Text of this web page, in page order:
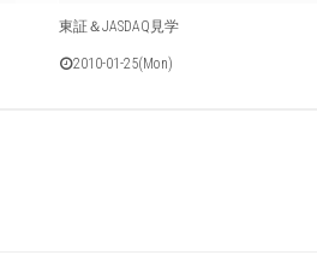
東証＆JASDAQ見学
2010-01-25(Mon)